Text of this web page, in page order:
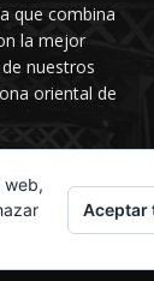
que combina
la mejor
nuestros
oriental de
web,
Aceptar